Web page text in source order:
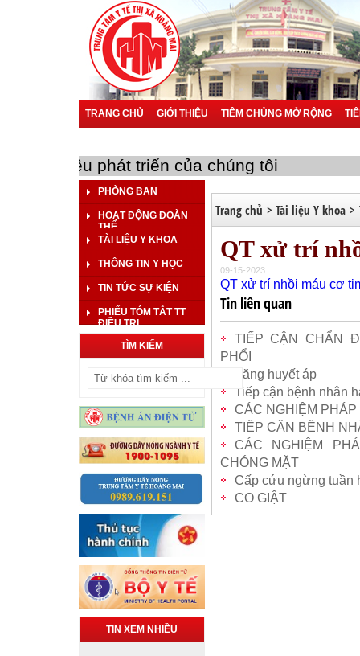
TRANG CHỦ GIỚI THIỆU TIÊM CHỦNG MỞ RỘNG
là mục tiêu phát triển của chúng tôi
PHÒNG BAN
HOẠT ĐỘNG ĐOÀN
THỂ
TÀI LIỆU Y KHOA
THÔNG TIN Y HỌC
TIN TỨC SỰ KIỆN
PHIẾU TÓM TẮT TT
ĐIỀU TRỊ
TÌM KIẾM
TIN XEM NHIỀU
Trang chủ > Tài liệu Y khoa >
QT xử trí
09-15-2023
QT xử trí nhồi máu cơ
Tin liên quan
TIẾP CẬN CHẨN
PHỔI
Tăng huyết áp
Tiếp cận bệnh nhân
CÁC NGHIỆM
TIẾP CẬN BỆNH
CÁC NGHIỆM
CHÓNG MẶT
Cấp cứu ngừng tuần
CO GIẬT